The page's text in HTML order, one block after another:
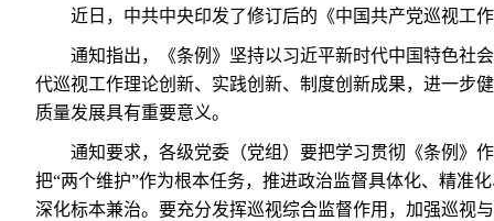
近日，中共中央印发了修订后的《中国共产党巡视工
通知指出，《条例》坚持以习近平新时代中国特色社
代巡视工作理论创新、实践创新、制度创新成果，进一步
质量发展具有重要意义。
通知要求，各级党委（党组）要把学习贯彻《条例》
把“两个维护”作为根本任务，推进政治监督具体化、精准
深化标本兼治。要充分发挥巡视综合监督作用，加强巡视